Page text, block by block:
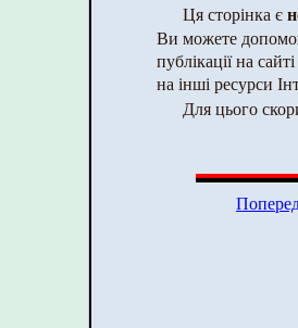
Ця сторінка є
Ви можете
публікації на
на інші ресурси
Для цього